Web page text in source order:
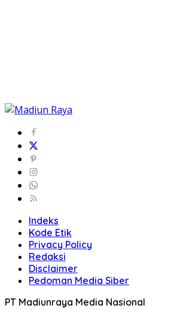
Indeks
Kode Etik
Privacy Policy
Redaksi
Disclaimer
Pedoman Media Siber
PT Madiunraya Media Nasional